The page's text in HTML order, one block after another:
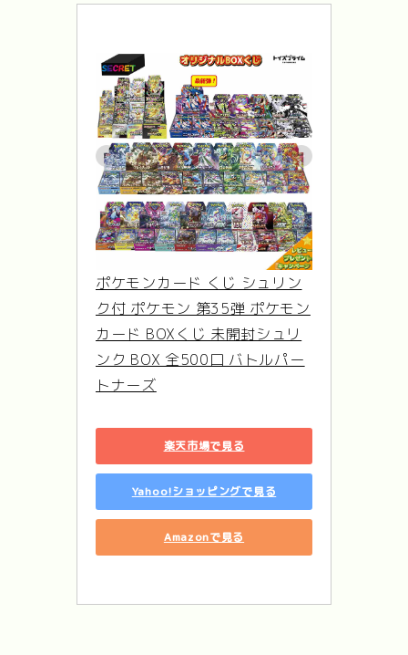
ポケモンカード くじ シュリン
ク付 ポケモン 第35弾 ポケモン
カード BOXくじ 未開封シュリ
ンク BOX 全500口 バトルパー
トナーズ
楽天市場で見る
Yahoo!ショッピングで見る
Amazonで見る